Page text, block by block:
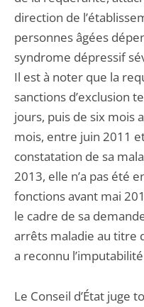
direction de
personnes âgées
syndrome dépressif
Il est à noter que la
sanctions d’exclusion
jours, puis de six mois
mois, entre juin 2011
constatation de sa
2013, elle n’a pas été
fonctions avant mai
le cadre de sa
arrêts maladie au titre
a reconnu
Le Conseil d’État juge